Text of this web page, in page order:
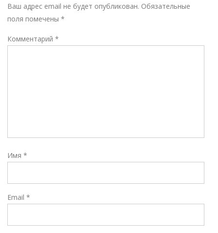
Ваш адрес email не будет опубликован. Обязательные
поля помечены *
Комментарий *
Имя *
Email *